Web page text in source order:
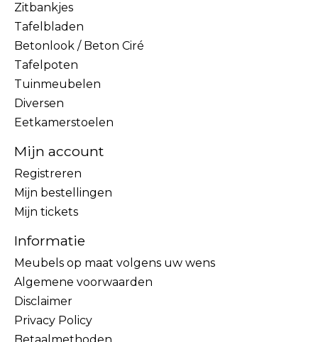
Zitbankjes
Tafelbladen
Betonlook / Beton Ciré
Tafelpoten
Tuinmeubelen
Diversen
Eetkamerstoelen
Mijn account
Registreren
Mijn bestellingen
Mijn tickets
Informatie
Meubels op maat volgens uw wens
Algemene voorwaarden
Disclaimer
Privacy Policy
Betaalmethoden